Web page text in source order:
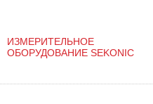
ИЗМЕРИТЕЛЬНОЕ
ОБОРУДОВАНИЕ SEKONIC